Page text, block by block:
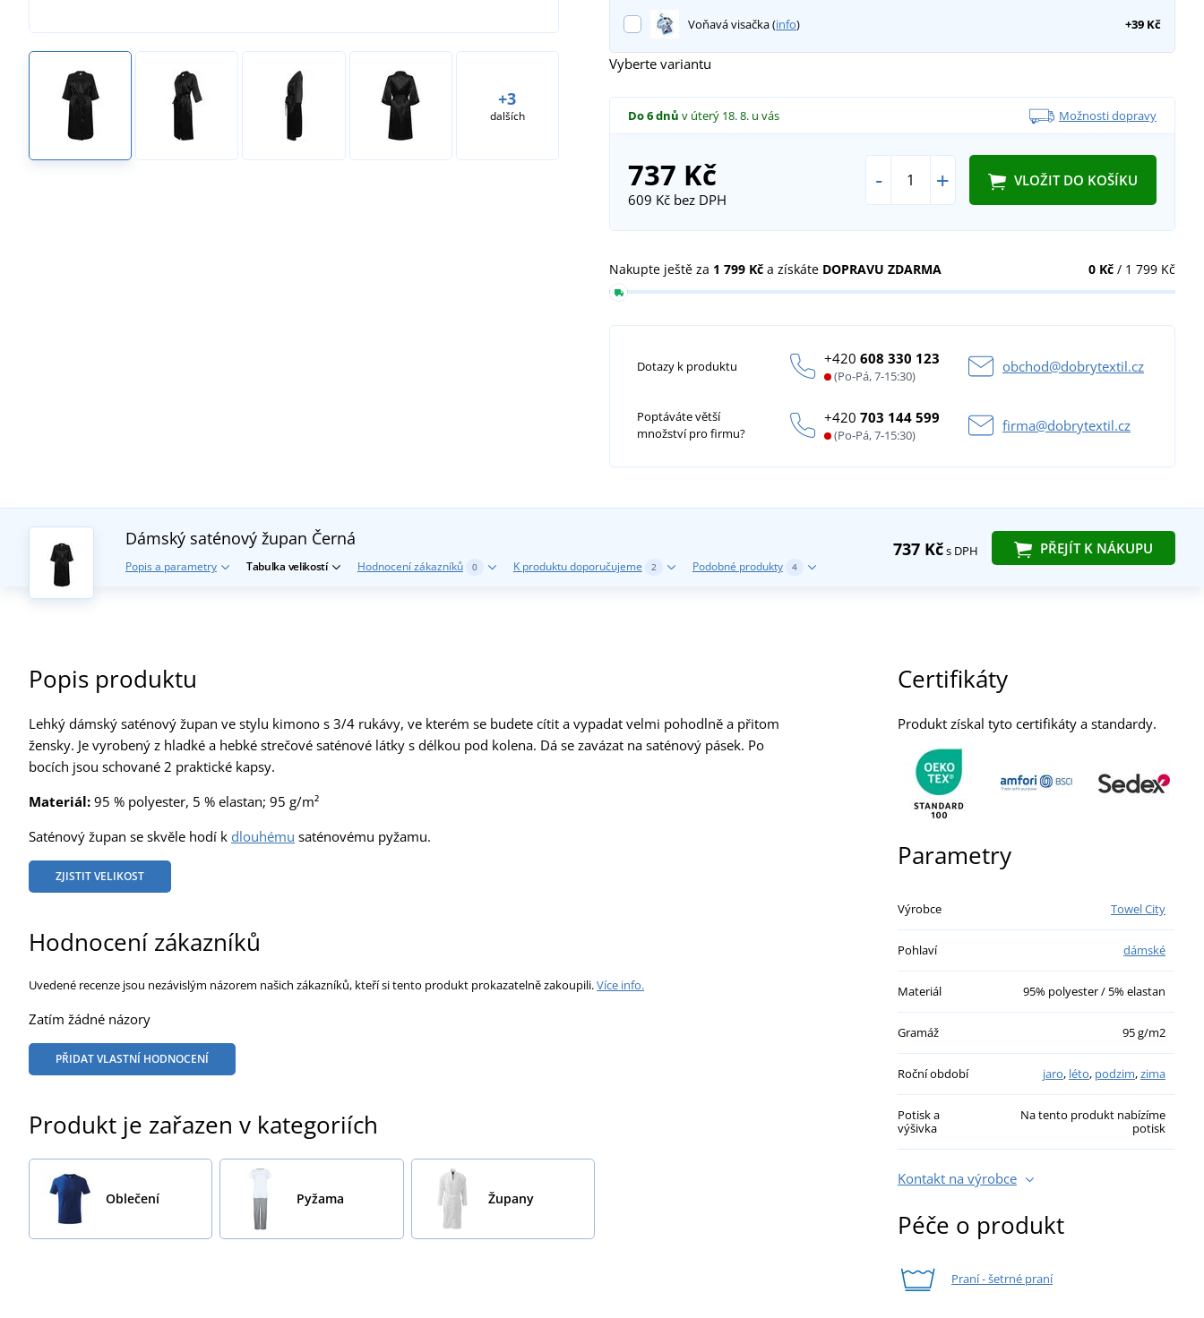
+3
dalších
Voňavá visačka (info) +39 Kč
Vyberte variantu
Do 6 dnů v úterý 18. 8. u vás Možnosti dopravy
737 Kč
609 Kčbez DPH
- + VLOŽIT DO KOŠÍKU
0 Kč/ 1 799 Kč
Nakupte ještě za 1 799 Kč a získáte DOPRAVU ZDARMA
Dotazy k produktu +420608 330 123
(Po-Pá, 7-15:30)
obchod@dobrytextil.cz
Poptáváte větší
množství pro firmu?
+420703 144 599
(Po-Pá, 7-15:30)
firma@dobrytextil.cz
737 Kčs DPH PŘEJÍT K NÁKUPU
Dámský saténový župan Černá
Popis a parametry Tabulka velikostí Hodnocení zákazníků 0 K produktu doporučujeme 2 Podobné produkty 4
Popis produktu
Lehký dámský saténový župan ve stylu kimono s 3/4 rukávy, ve kterém se budete cítit a vypadat velmi pohodlně a přitom
žensky. Je vyrobený z hladké a hebké strečové saténové látky s délkou pod kolena. Dá se zavázat na saténový pásek. Po
bocích jsou schované 2 praktické kapsy.
Materiál: 95 % polyester, 5 % elastan; 95 g/m²
Saténový župan se skvěle hodí k dlouhému saténovému pyžamu.
ZJISTIT VELIKOST
Hodnocení zákazníků
Uvedené recenze jsou nezávislým názorem našich zákazníků, kteří si tento produkt prokazatelně zakoupili.Více info.
Zatím žádné názory
PŘIDAT VLASTNÍ HODNOCENÍ
Produkt je zařazen v kategoriích
Oblečení Pyžama Župany
Certifikáty
Produkt získal tyto certifikáty a standardy.
Parametry
Výrobce Towel City
Pohlaví dámské
Materiál 95% polyester / 5% elastan
Gramáž 95 g/m2
Roční období jaro, léto, podzim,zima
Potisk a
výšivka
Na tento produkt nabízíme
potisk
Kontakt na výrobce
Péče o produkt
Praní - šetrné praní